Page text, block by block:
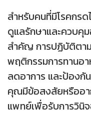
สำหรับคนที่มีโรคกร
ดูแลรักษาและควบคุ
สำคัญ การปฏิบัติตาม
พฤติกรรมการทานอ
ลดอาการ และป้องกั
คุณมีข้อสงสัยหรืออ
แพทย์เพื่อรับการวินิ